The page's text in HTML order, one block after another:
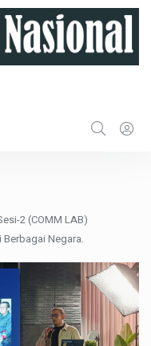
2 (COMM LAB)
Berbagai Negara.